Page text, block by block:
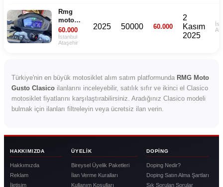
Rmg
moto
gusto
acil
60.000
İstanbul
Ataşehir
2025 50000 60.000
2
Kasım
2025
Türkiye'nin en büyük motosiklet alım satım platformunda RMG Moto
Gusto Clasico ilanlarını inceleyebilir, satılık sıfır ve ikinci el Clasico
motosiklet fiyatlarını karşılaştırabilirsiniz. Aradığınız Clasico modeli
bulmak için ilanları filtreleyin veya ücretsiz ilan verin.
HAKKIMIZDA
Hakkımızda
Reklam
İletişim
ÜYELIK
Bireysel Üyelik Paketleri
İlan Verme Kuralları
Kullanım Koşulları
DOPING
Doping Nedir?
Doping Satın Alma Şartları
Sık Sorulan Sorular